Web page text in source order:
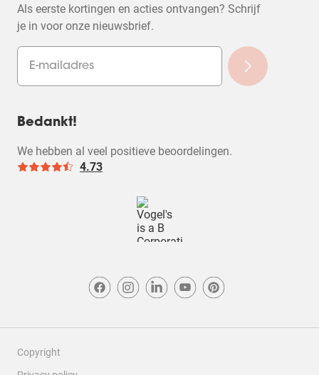
Als eerste kortingen en acties ontvangen? Schrijf
je in voor onze nieuwsbrief.
Bedankt!
We hebben al veel positieve beoordelingen.
4.73
Copyright